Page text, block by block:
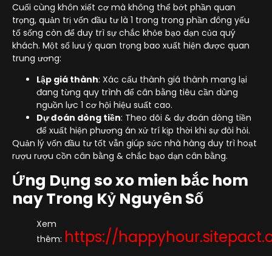
Cuối cùng khôn xiết cơ mà không thể bớt phần quan
trọng, quản trị vốn đầu tư là 1 trong trong phần đông yếu
tố sống còn để duy trì sự chắc khỏe bạo dạn của quý
khách. Một số lưu ý quan trọng bao xuất hiện được quan
trung ương:
Lập giá thành: Xác cấu thành giá thành mang lại
đang từng quy trình để cân bằng tiêu cần dùng
nguồn lực 1 cơ hội hiệu suất cao.
Dự đoán dòng tiền: Theo dõi & dự đoán dòng tiền
để xuất hiện phương án xử trí kịp thời khi sự đòi hỏi.
Quản lý vốn đầu tư tốt vẫn giúp sức nhà hàng duy trì hoạt
rượu rượu cồn cân bằng & chắc bạo dạn cân bằng.
Ứng Dụng so xo mien bắc hom
nay Trong Kỷ Nguyên Số
Xem
thêm: https://